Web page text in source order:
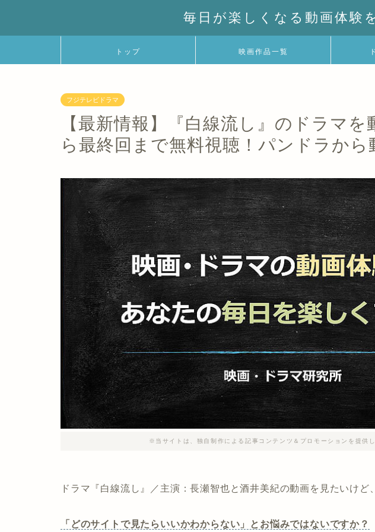
毎日が楽しくなる動画体験
トップ 映画作品一覧
フジテレビドラマ
【最新情報】『白線流し』のドラマ
ら最終回まで無料視聴！パンドラから
※当サイトは、独自制作による記事コンテンツ＆プロモーションを提供し
ドラマ『白線流し』／主演：長瀬智也と酒井美紀の動画を見たいけど、
「どのサイトで見たらいいかわからない」とお悩みではないですか？